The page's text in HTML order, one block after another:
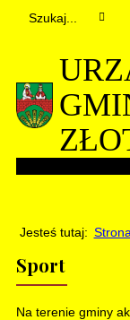
Jesteś tutaj:
Sport
Na terenie gminy